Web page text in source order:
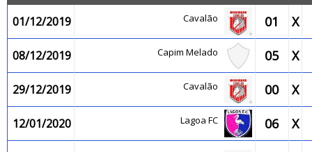
01/12/2019
Cavalão 01 X
08/12/2019 Capim Melado 05 X
29/12/2019 Cavalão 00 X
12/01/2020 Lagoa FC 06 X